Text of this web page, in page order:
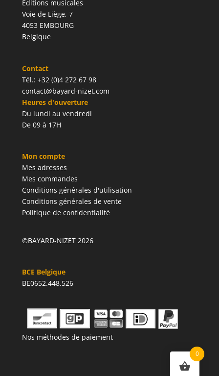
Editions musicales
Voie de Liège, 7
4053 EMBOURG
Belgique
Contact
Tél.: +32 (0)4 272 67 98
contact@bayard-nizet.com
Heures d'ouverture
Du lundi au vendredi
De 09 à 17H
Mon compte
Mes adresses
Mes commandes
Conditions générales d'utilisation
Conditions générales de vente
Politique de confidentialité
©BAYARD-NIZET 2026
BCE Belgique
BE0652.448.526
Nos méthodes de paiement
0